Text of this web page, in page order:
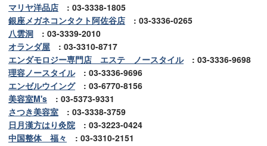
マリヤ洋品店
: 03-3338-1805
銀座メガネコンタクト阿佐谷店
: 03-3336-0265
八雲洞
: 03-3339-2010
オランダ屋
: 03-3310-8717
エンダモロジー専門店 エステ ノースタイル
: 03-3336-9698
理容ノースタイル
: 03-3336-9696
エンゼルウイング
: 03-6770-8156
美容室M's
: 03-5373-9331
さつき美容室
: 03-3338-3759
日月漢方はり灸院
: 03-3223-0424
中国整体 福々
: 03-3310-2151